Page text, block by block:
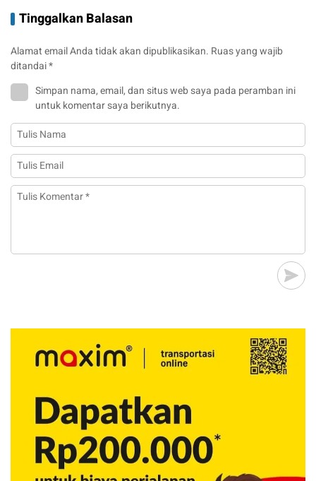
Tinggalkan Balasan
Alamat email Anda tidak akan dipublikasikan. Ruas yang wajib
ditandai*
Simpan nama, email, dan situs web saya pada peramban ini
untuk komentar saya berikutnya.